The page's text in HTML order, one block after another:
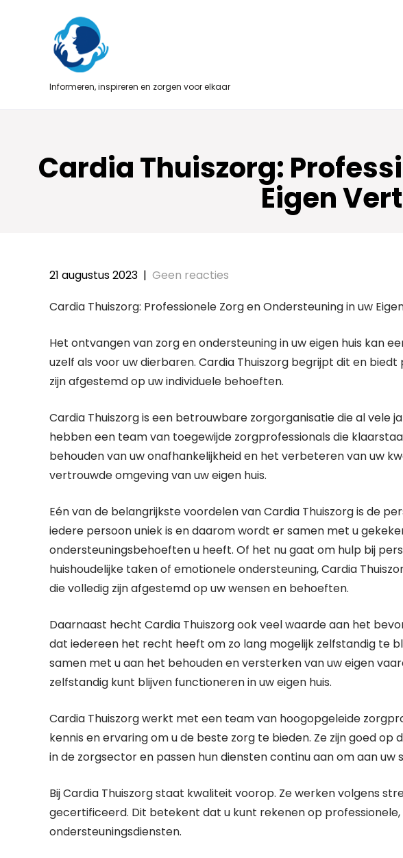
Informeren, inspireren en zorgen voor elkaar
Cardia Thuiszorg:
Eigen
21 augustus 2023 | Geen reacties
Cardia Thuiszorg: Professionele Zorg en Ondersteuning in uw
Het ontvangen van zorg en ondersteuning in uw eigen huis kan
uzelf als voor uw dierbaren. Cardia Thuiszorg begrijpt dit en
zijn afgestemd op uw individuele behoeften.
Cardia Thuiszorg is een betrouwbare zorgorganisatie die al vele
hebben een team van toegewijde zorgprofessionals die
behouden van uw onafhankelijkheid en het verbeteren van uw
vertrouwde omgeving van uw eigen huis.
Eén van de belangrijkste voordelen van Cardia Thuiszorg is de
iedere persoon uniek is en daarom wordt er samen met u
ondersteuningsbehoeften u heeft. Of het nu gaat om hulp bij
huishoudelijke taken of emotionele ondersteuning, Cardia
die volledig zijn afgestemd op uw wensen en behoeften.
Daarnaast hecht Cardia Thuiszorg ook veel waarde aan het
dat iedereen het recht heeft om zo lang mogelijk zelfstandig te
samen met u aan het behouden en versterken van uw eigen
zelfstandig kunt blijven functioneren in uw eigen huis.
Cardia Thuiszorg werkt met een team van hoogopgeleide
kennis en ervaring om u de beste zorg te bieden. Ze zijn goed
in de zorgsector en passen hun diensten continu aan om aan
Bij Cardia Thuiszorg staat kwaliteit voorop. Ze werken volgens
gecertificeerd. Dit betekent dat u kunt rekenen op
ondersteuningsdiensten.